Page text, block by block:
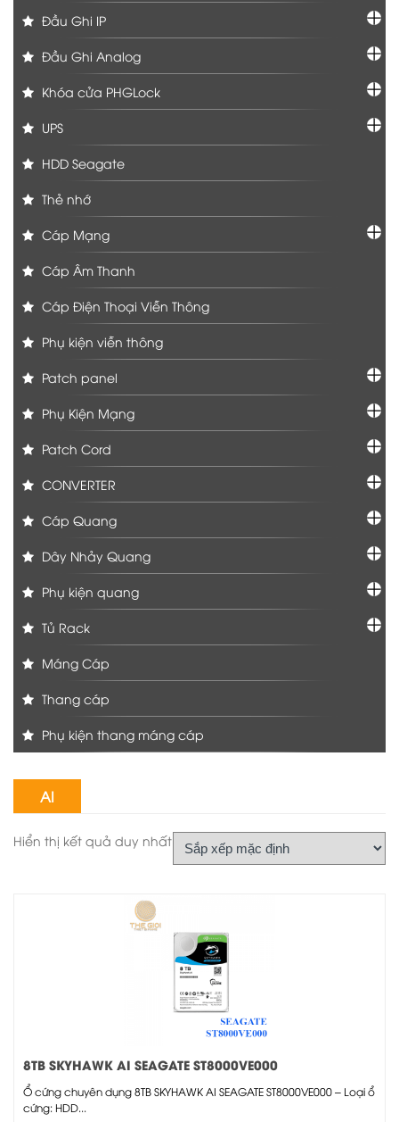
Đầu Ghi IP
Đầu Ghi Analog
Khóa cửa PHGLock
UPS
HDD Seagate
Thẻ nhớ
Cáp Mạng
Cáp Âm Thanh
Cáp Điện Thoại Viễn Thông
Phụ kiện viễn thông
Patch panel
Phụ Kiện Mạng
Patch Cord
CONVERTER
Cáp Quang
Dây Nhảy Quang
Phụ kiện quang
Tủ Rack
Máng Cáp
Thang cáp
Phụ kiện thang máng cáp
AI
Hiển thị kết quả duy nhất
8TB SKYHAWK AI SEAGATE ST8000VE000
Ổ cứng chuyên dụng 8TB SKYHAWK AI SEAGATE ST8000VE000 – Loại ổ
cứng: HDD...